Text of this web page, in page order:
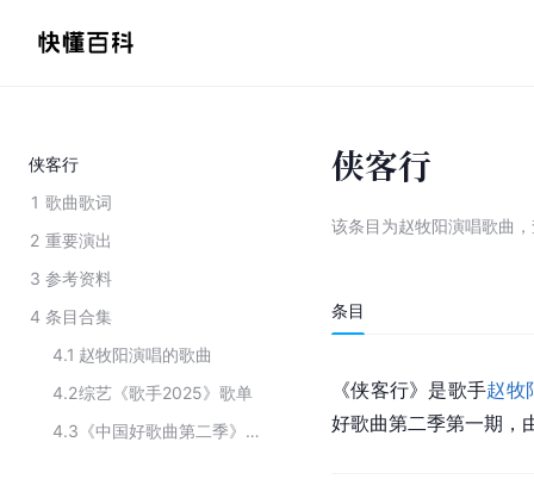
侠客行
1 歌曲歌词
2 重要演出
3 参考资料
4 条目合集
4.1 赵牧阳演唱的歌曲
4.2综艺《歌手2025》歌单
4.3
《中国好歌曲第二季》十大金曲
侠客行
该条目为赵牧阳演唱歌曲 ，
条目
《侠客行》是歌手赵牧
好歌曲第二季第一期，